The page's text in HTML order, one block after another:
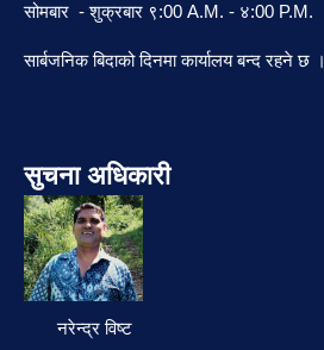
सोमबार - शुक्रबार ९:00 A.M. - ४:00 P.M.
सार्बजनिक बिदाको दिनमा कार्यालय बन्द रहने छ ।
सुचना अधिकारी
नरेन्द्र विष्ट